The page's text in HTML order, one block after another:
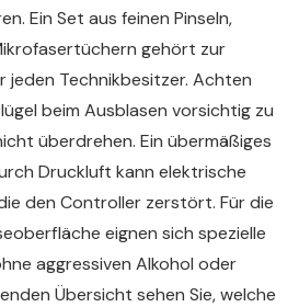
Ein Set aus feinen Pinseln,
gehört zur
Technikbesitzer. Achten
beim Ausblasen vorsichtig zu
überdrehen. Ein übermäßiges
Druckluft kann elektrische
den Controller zerstört. Für die
eignen sich spezielle
aggressiven Alkohol oder
Übersicht sehen Sie, welche